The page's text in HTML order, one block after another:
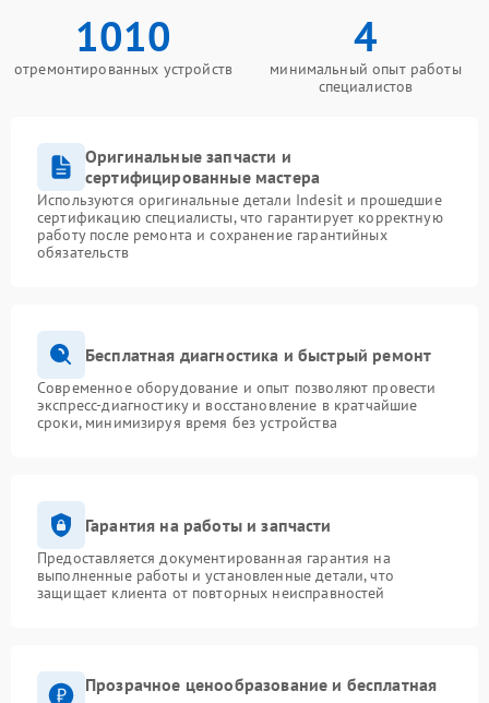
1010
отремонтированных устройств
4
минимальный опыт работы
специалистов
Оригинальные запчасти и
сертифицированные мастера
Используются оригинальные детали Indesit и прошедшие
сертификацию специалисты, что гарантирует корректную
работу после ремонта и сохранение гарантийных
обязательств
Бесплатная диагностика и быстрый ремонт
Современное оборудование и опыт позволяют провести
экспресс-диагностику и восстановление в кратчайшие
сроки, минимизируя время без устройства
Гарантия на работы и запчасти
Предоставляется документированная гарантия на
выполненные работы и установленные детали, что
защищает клиента от повторных неисправностей
Прозрачное ценообразование и бесплатная